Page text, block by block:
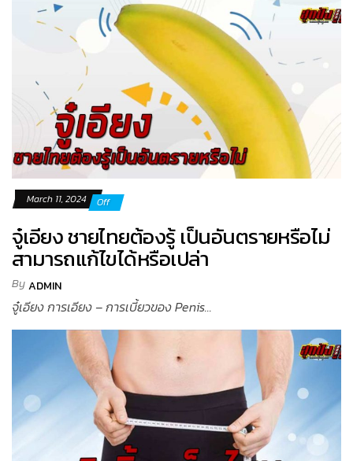
March 11, 2024 Off
จู๋เอียง ชายไทยต้องรู้ เป็นอันตรายหรือไม่
สามารถแก้ไขได้หรือเปล่า
ByADMIN
จู๋เอียง การเอียง – การเบี้ยวของ Penis...